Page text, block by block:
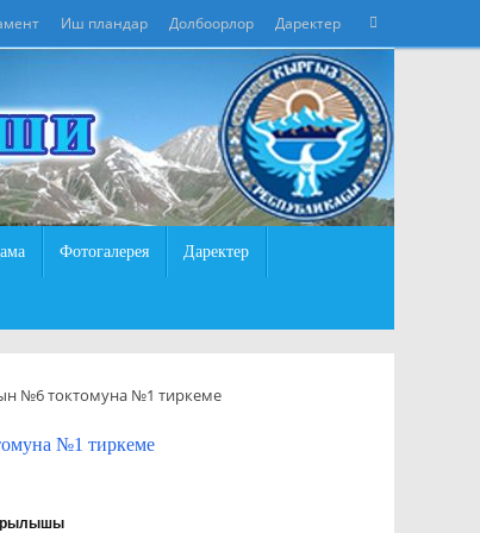
Иш пландар Долбоорлор Даректер Поиск
Фотогалерея Даректер
№6 токтомуна №1 тиркеме
№1 тиркеме